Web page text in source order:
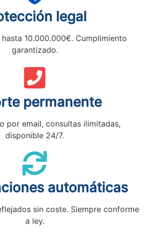
legal
10.000.000€. Cumplimiento
garantizado.
permanente
por email, consultas ilimitadas,
disponible 24/7.
automáticas
sin coste. Siempre conforme
a ley.